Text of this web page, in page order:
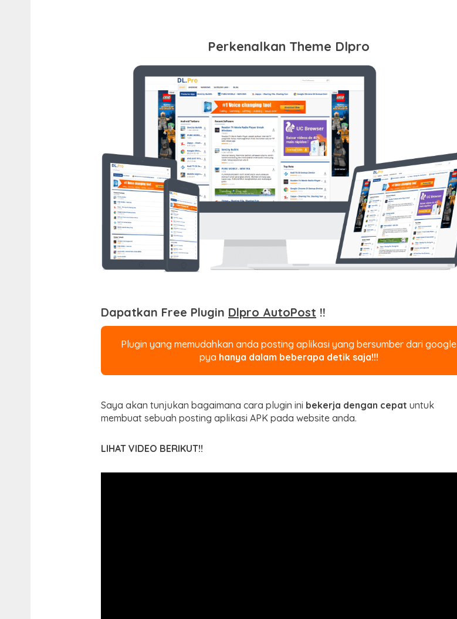
Perkenalkan Theme Dlpro
Dapatkan Free Plugin Dlpro AutoPost !!
Plugin yang memudahkan anda posting aplikasi yang bersumber dari google
pya hanya dalam beberapa detik saja!!!
Saya akan tunjukan bagaimana cara plugin ini bekerja dengan cepat untuk
membuat sebuah posting aplikasi APK pada website anda.
LIHAT VIDEO BERIKUT!!